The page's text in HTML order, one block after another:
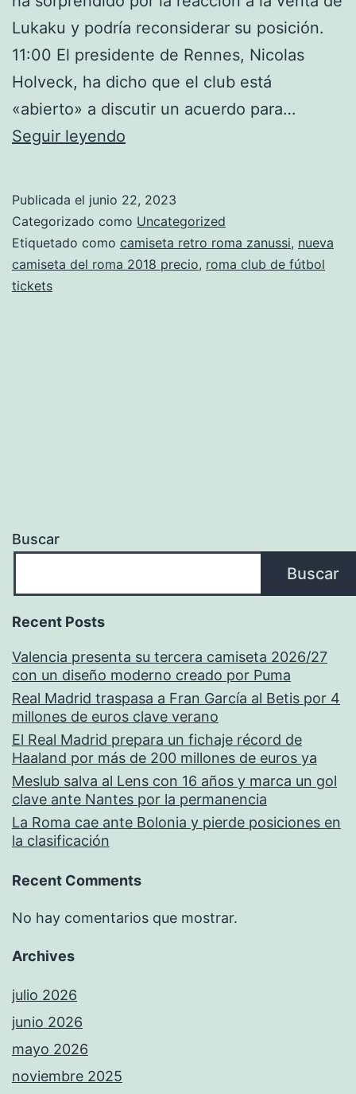
Lukaku y podría reconsiderar su posición.
11:00 El presidente de Rennes, Nicolas
Holveck, ha dicho que el club está
«abierto» a discutir un acuerdo para…
Seguir leyendo
niño
Publicada el junio 22, 2023
Categorizado como Uncategorized
Etiquetado como camiseta retro roma zanussi, nueva
camiseta del roma 2018 precio, roma club de fútbol
tickets
Buscar
Buscar
Recent Posts
Valencia presenta su tercera camiseta 2026/27
con un diseño moderno creado por Puma
Real Madrid traspasa a Fran García al Betis por 4
millones de euros clave verano
El Real Madrid prepara un fichaje récord de
Haaland por más de 200 millones de euros ya
Meslub salva al Lens con 16 años y marca un gol
clave ante Nantes por la permanencia
La Roma cae ante Bolonia y pierde posiciones en
la clasificación
Recent Comments
No hay comentarios que mostrar.
Archives
julio 2026
junio 2026
mayo 2026
noviembre 2025